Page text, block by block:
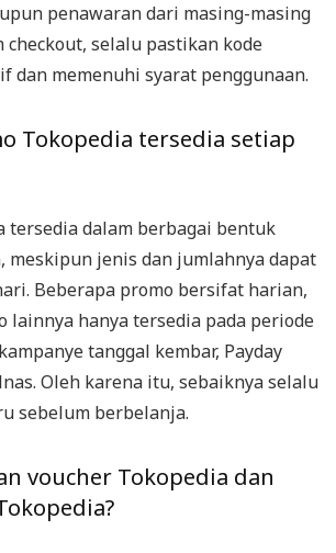
penawaran dari masing-masing
checkout, selalu pastikan kode
dan memenuhi syarat penggunaan.
Tokopedia tersedia setiap
tersedia dalam berbagai bentuk
meskipun jenis dan jumlahnya dapat
Beberapa promo bersifat harian,
lainnya hanya tersedia pada periode
tanggal kembar, Payday
Oleh karena itu, sebaiknya selalu
sebelum berbelanja.
voucher Tokopedia dan